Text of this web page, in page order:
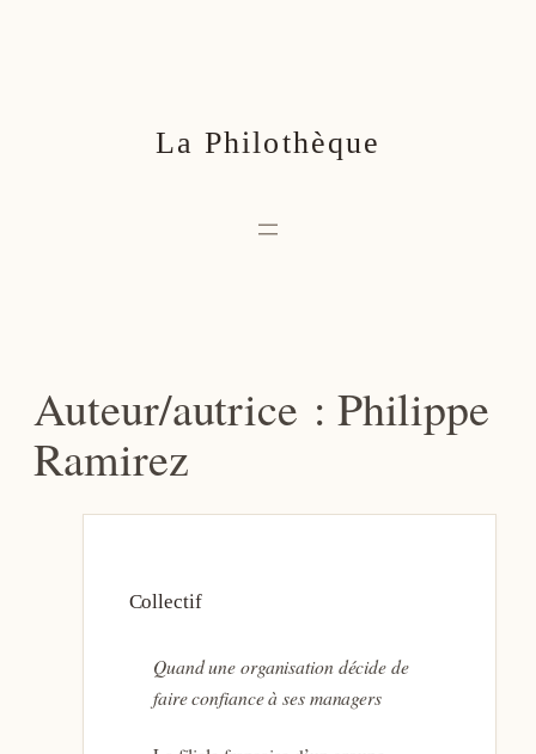
La Philothèque
Auteur/autrice : Philippe
Ramirez
Collectif
Quand une organisation décide de
faire confiance à ses managers